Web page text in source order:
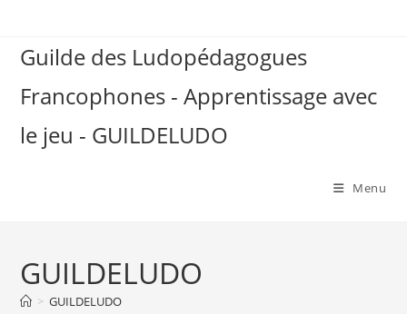
contentGuilde des Ludopédagogues
Francophones - Apprentissage avec
le jeu - GUILDELUDO
Menu
GUILDELUDO
> GUILDELUDO